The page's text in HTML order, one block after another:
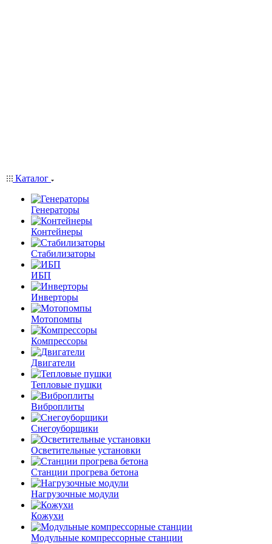
Каталог
Генераторы
Контейнеры
Стабилизаторы
ИБП
Инверторы
Мотопомпы
Компрессоры
Двигатели
Тепловые пушки
Виброплиты
Снегоуборщики
Осветительные установки
Станции прогрева бетона
Нагрузочные модули
Кожухи
Модульные компрессорные станции